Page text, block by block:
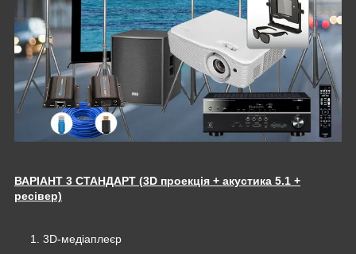
ВАРІАНТ 3 СТАНДАРТ (3D проекція + акустика 5.1 +
ресівер)
3D-медіаплеєр